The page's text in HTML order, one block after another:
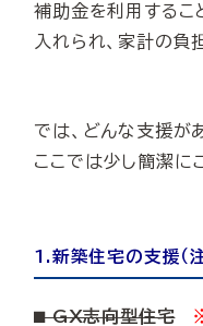
補助金を利用するこ
入れられ、家計の負
では、どんな支援が
ここでは少し簡潔に
1.新築住宅の支援（
⬛︎ GX志向型住宅